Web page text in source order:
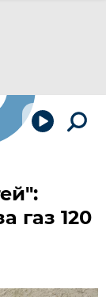
газ 120